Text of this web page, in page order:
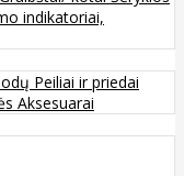
indikatoriai,
Peiliai ir priedai
Aksesuarai